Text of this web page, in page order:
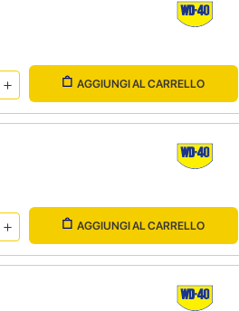
AGGIUNGI AL CARRELLO
AGGIUNGI AL CARRELLO